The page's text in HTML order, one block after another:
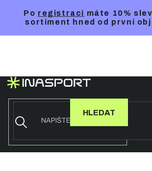
Po registraci máte 10%
sortiment hned od první
HLEDAT